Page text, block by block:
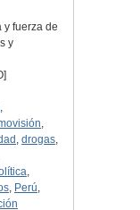
y fuerza de
y
,
,
,drogas,
,
, Perú,